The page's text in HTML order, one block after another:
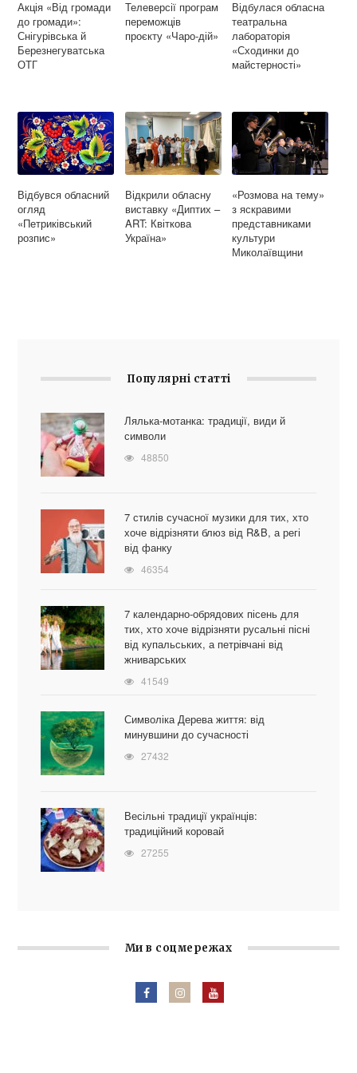
Акція «Від громади
до громади»:
Снігурівська й
Березнегуватська
ОТГ
Телеверсії програм
переможців
проєкту «Чаро-дій»
Відбулася обласна
театральна
лабораторія
«Сходинки до
майстерності»
Відбувся обласний
огляд
«Петриківський
розпис»
Відкрили обласну
виставку «Диптих –
ART: Квіткова
Україна»
«Розмова на тему»
з яскравими
представниками
культури
Миколаївщини
Популярні статті
Лялька-мотанка: традиції, види й
символи
48850
7 стилів сучасної музики для тих, хто
хоче відрізняти блюз від R&B, а регі
від фанку
46354
7 календарно-обрядових пісень для
тих, хто хоче відрізняти русальні пісні
від купальських, а петрівчані від
жниварських
41549
Символіка Дерева життя: від
минувшини до сучасності
27432
Весільні традиції українців:
традиційний коровай
27255
Ми в соцмережах